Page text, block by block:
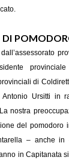
DI
di
Ursitti in
nostra
del pomodoro
– anche in
in Capitanata